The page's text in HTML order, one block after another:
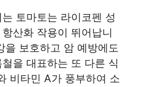
토마토는 라이코펜 성
산화 작용이 뛰어납니
을 보호하고 암 예방에도
을 대표하는 또 다른 식
비타민 A가 풍부하여 소